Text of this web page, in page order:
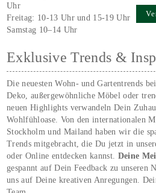
Uhr
Freitag: 10-13 Uhr und 15-19 Uhr
Samstag 10–14 Uhr
Exklusive Trends &
Die neuesten Wohn- und Gartentrends
Deko, außergewöhnliche Möbel oder
neuen Highlights verwandeln Dein
Wohlfühloase. Von den internationalen
Stockholm und Mailand haben wir die
Trends mitgebracht, die Du jetzt in
oder Online entdecken kannst. Deine
gespannt auf Dein Feedback zu unseren
uns auf Deine kreativen Anregungen.